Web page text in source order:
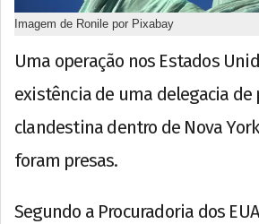
Imagem de Ronile por Pixabay
Uma operação nos Estados
existência de uma delegacia de
clandestina dentro de Nova
foram presas.
Segundo a Procuradoria dos